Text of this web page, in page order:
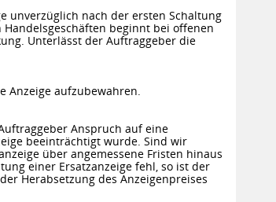
unverzüglich nach der ersten Schaltung
beginnt bei offenen
Unterlässt der Auftraggeber die
Anzeige aufzubewahren.
Anspruch auf eine
beeinträchtigt wurde. Sind wir
über angemessene Fristen hinaus
einer Ersatzanzeige fehl, so ist der
Herabsetzung des Anzeigenpreises